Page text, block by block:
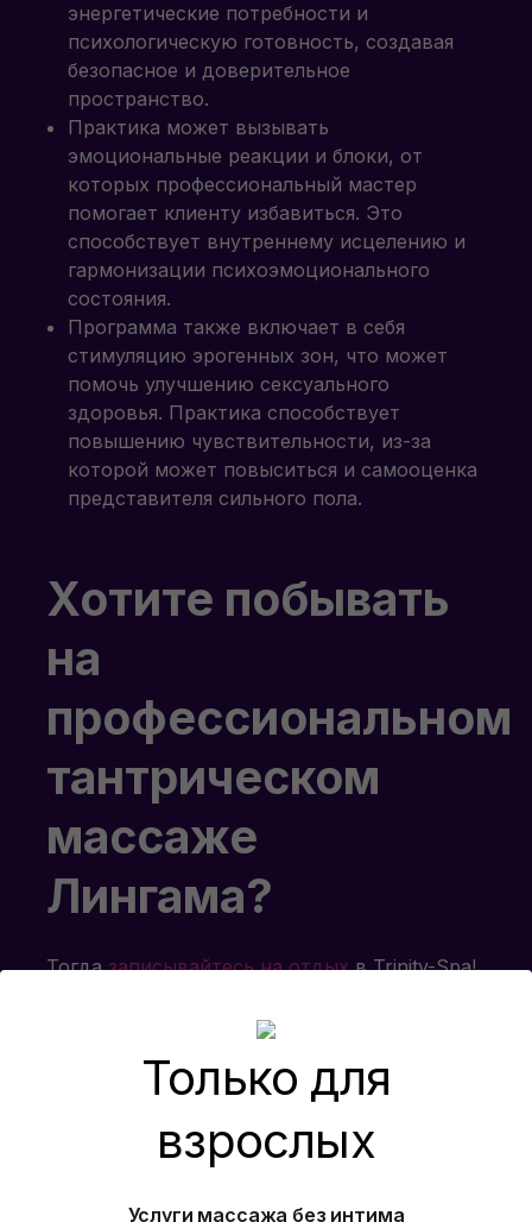
энергетические потребности и
психологическую готовность, создавая
безопасное и доверительное
пространство.
Практика может вызывать
эмоциональные реакции и блоки, от
которых профессиональный мастер
помогает клиенту избавиться. Это
способствует внутреннему исцелению и
гармонизации психоэмоционального
состояния.
Программа также включает в себя
стимуляцию эрогенных зон, что может
помочь улучшению сексуального
здоровья. Практика способствует
повышению чувствительности, из-за
которой может повыситься и самооценка
представителя сильного пола.
Хотите побывать
на
профессиональном
тантрическом
массаже
Лингама?
Тогдазаписывайтесь на отдыхв Trinity-Spa!
специалисты, которые могут найти подход
разработали массу оригинальных программ
и интересных дополнений, с которыми ваш
отдых станет незабываемым. Ждем вас в
Только для
взрослых
Услуги массажа без интима